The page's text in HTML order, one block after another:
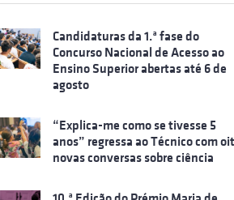
Candidaturas da 1.ª fase do
Concurso Nacional de Acesso ao
Ensino Superior abertas até 6 de
agosto
“Explica-me como se tivesse 5
anos” regressa ao Técnico com
novas conversas sobre ciência